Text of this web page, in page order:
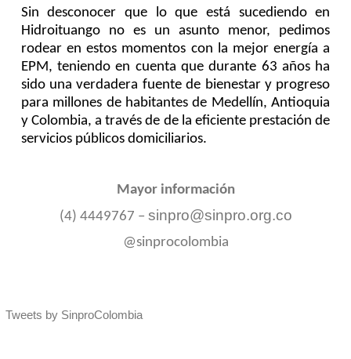
Sin desconocer que lo que está sucediendo en
Hidroituango no es un asunto menor, pedimos
rodear en estos momentos con la mejor energía a
EPM, teniendo en cuenta que durante 63 años ha
sido una verdadera fuente de bienestar y progreso
para millones de habitantes de Medellín, Antioquia
y Colombia, a través de de la eficiente prestación de
servicios públicos domiciliarios.
Mayor información
(4) 4449767 – sinpro@sinpro.org.co
@sinprocolombia
Tweets by SinproColombia